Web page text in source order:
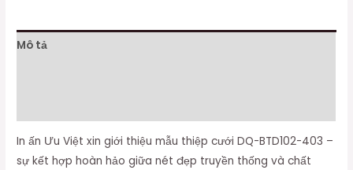
Mô tả
In ấn Ưu Việt xin giới thiệu mẫu thiệp cưới DQ-BTD102-403 –
sự kết hợp hoàn hảo giữa nét đẹp truyền thống và chất